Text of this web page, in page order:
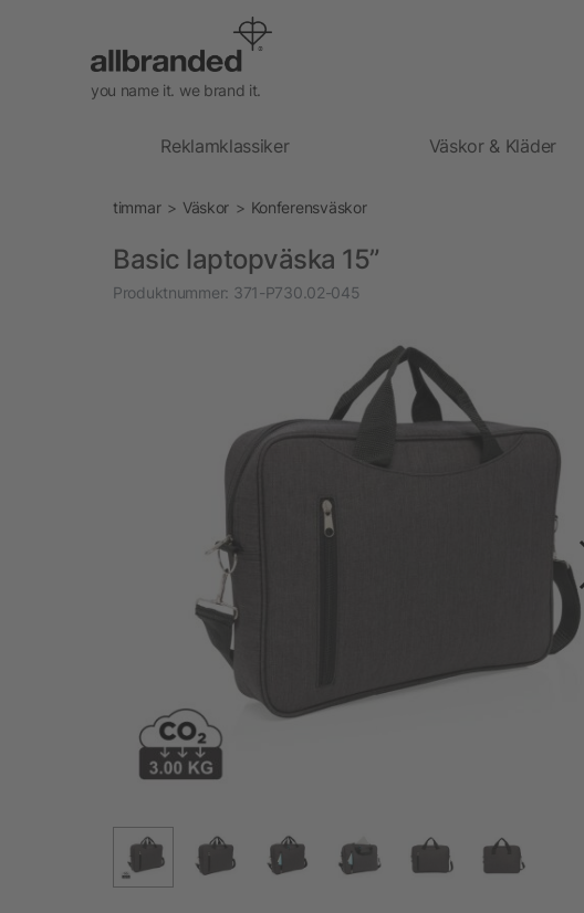
you name it. we brand it.
Reklamklassiker Väskor & Kläder
timmar Väskor Konferensväskor
Basic laptopväska 15”
Produktnummer: 371-P730.02-045